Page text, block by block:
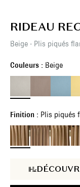
RIDEAU
Beige - Plis piqués
Couleurs : Beige
Finition : Plis piqués